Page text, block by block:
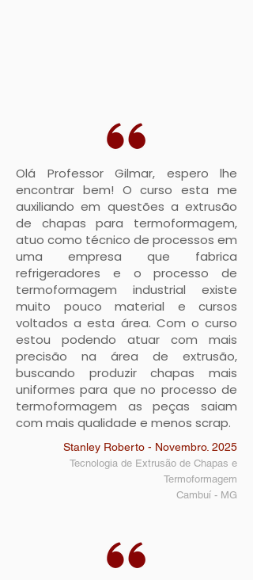
Olá Professor Gilmar, espero lhe
encontrar bem! O curso esta me
auxiliando em questões a extrusão
de chapas para termoformagem,
atuo como técnico de processos em
uma empresa que fabrica
refrigeradores e o processo de
termoformagem industrial existe
muito pouco material e cursos
voltados a esta área. Com o curso
estou podendo atuar com mais
precisão na área de extrusão,
buscando produzir chapas mais
uniformes para que no processo de
termoformagem as peças saiam
com mais qualidade e menos scrap.
Stanley Roberto - Novembro. 2025
Tecnologia de Extrusão de Chapas e
Termoformagem
Cambuí - MG